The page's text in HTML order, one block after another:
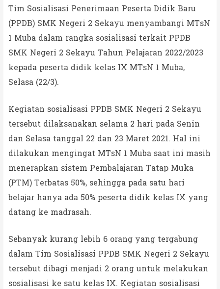
Tim Sosialisasi Penerimaan Peserta Didik Baru
(PPDB) SMK Negeri 2 Sekayu menyambangi MTsN
1 Muba dalam rangka sosialisasi terkait PPDB
SMK Negeri 2 Sekayu Tahun Pelajaran 2022/2023
kepada peserta didik kelas IX MTsN 1 Muba,
Selasa (22/3).
Kegiatan sosialisasi PPDB SMK Negeri 2 Sekayu
tersebut dilaksanakan selama 2 hari pada Senin
dan Selasa tanggal 22 dan 23 Maret 2021. Hal ini
dilakukan mengingat MTsN 1 Muba saat ini masih
menerapkan sistem Pembalajaran Tatap Muka
(PTM) Terbatas 50%, sehingga pada satu hari
belajar hanya ada 50% peserta didik kelas IX yang
datang ke madrasah.
Sebanyak kurang lebih 6 orang yang tergabung
dalam Tim Sosialisasi PPDB SMK Negeri 2 Sekayu
tersebut dibagi menjadi 2 orang untuk melakukan
sosialisasi ke satu kelas IX. Kegiatan sosialisasi